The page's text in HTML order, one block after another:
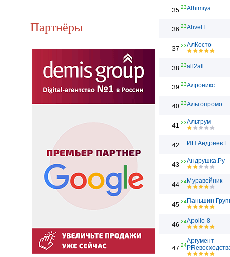
Партнёры
35 23Alhimiya
36 23AliveIT
37 23АлКосто
38 23all2all
39 23Алроникс
40 23Альтопромо
41 23Альтрум
42 ИП Андреев
43 22Андрушка.Ру
44 24Муравейник
45 24Паньшин
46 24Apollo-8
47 24
Аргумент